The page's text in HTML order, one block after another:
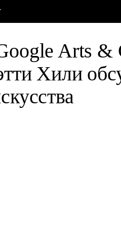
Arts
Хили